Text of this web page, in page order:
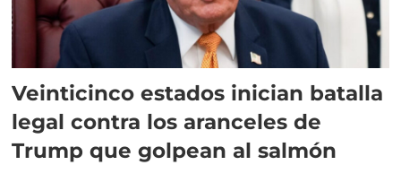
Veinticinco estados inician batalla
legal contra los aranceles de
Trump que golpean al salmón